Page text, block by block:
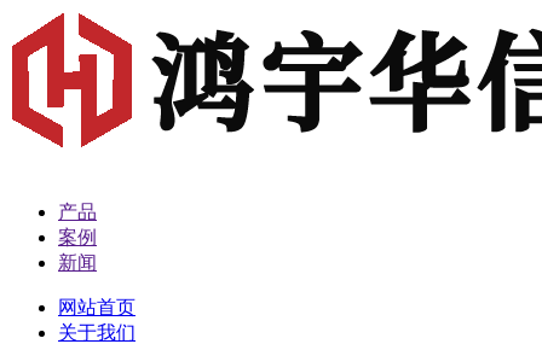
产品
案例
新闻
网站首页
关于我们